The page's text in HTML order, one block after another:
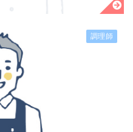
調理師